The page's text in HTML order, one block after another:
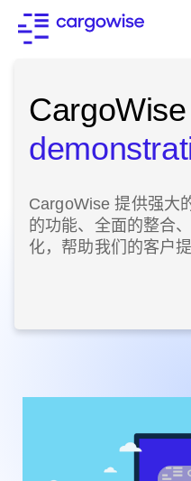
CargoWise 提供强大
的功能、全面的整合
化，帮助我们的客户